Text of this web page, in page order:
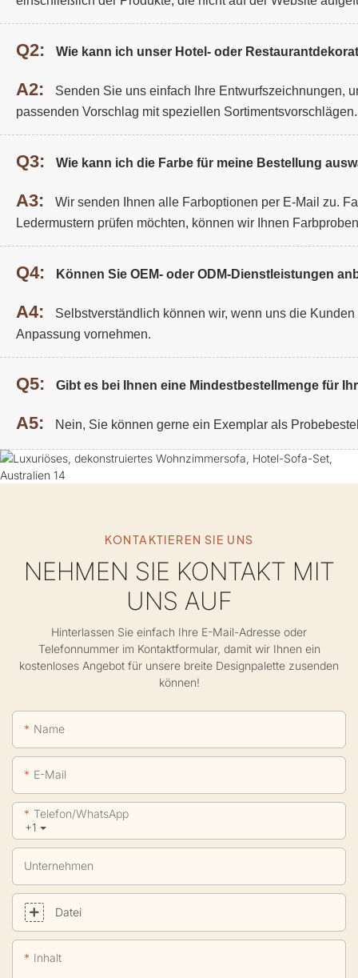
Q2: Wie kann ich unser Hotel- oder
A2:
Senden Sie uns einfach Ihre Entwurfszeichnungen,
passenden Vorschlag mit speziellen Sortimentsvorschlägen.
Q3: Wie kann ich die Farbe für meine Bestellung
A3:
Wir senden Ihnen alle Farboptionen per E-Mail zu.
Ledermustern prüfen möchten, können wir Ihnen
Q4: Können Sie OEM- oder ODM-Dienstleistungen
A4:
Selbstverständlich können wir, wenn uns die
Anpassung vornehmen.
Q5: Gibt es bei Ihnen eine Mindestbestellmenge für
A5: Nein, Sie können gerne ein Exemplar als
KONTAKTIEREN SIE UNS
NEHMEN SIE KONTAKT MIT
UNS AUF
Hinterlassen Sie einfach Ihre E-Mail-Adresse oder
Telefonnummer im Kontaktformular, damit wir Ihnen ein
kostenloses Angebot für unsere breite Designpalette zusenden
können!
Name
E-Mail
+1
Telefon/WhatsApp
Unternehmen
Datei
Inhalt